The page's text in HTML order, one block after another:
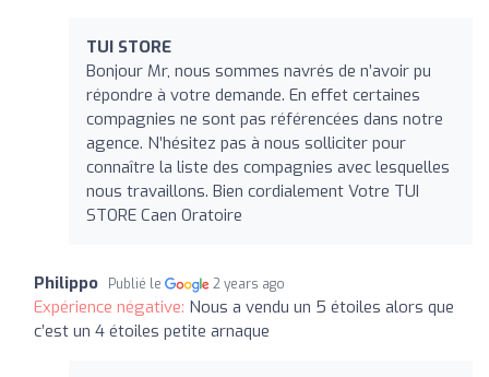
TUI STORE
Bonjour Mr, nous sommes navrés de n’avoir pu
répondre à votre demande. En effet certaines
compagnies ne sont pas référencées dans notre
agence. N’hésitez pas à nous solliciter pour
connaître la liste des compagnies avec lesquelles
nous travaillons. Bien cordialement Votre TUI
STORE Caen Oratoire
Philippo Publié le 2 years ago
Expérience négative: Nous a vendu un 5 étoiles alors que
c’est un 4 étoiles petite arnaque